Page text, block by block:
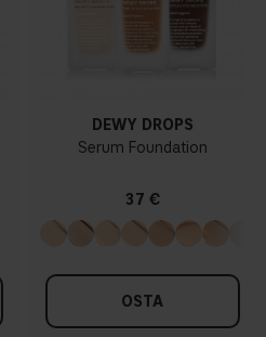
DEWY DROPS
Serum Foundation
37 €
OSTA